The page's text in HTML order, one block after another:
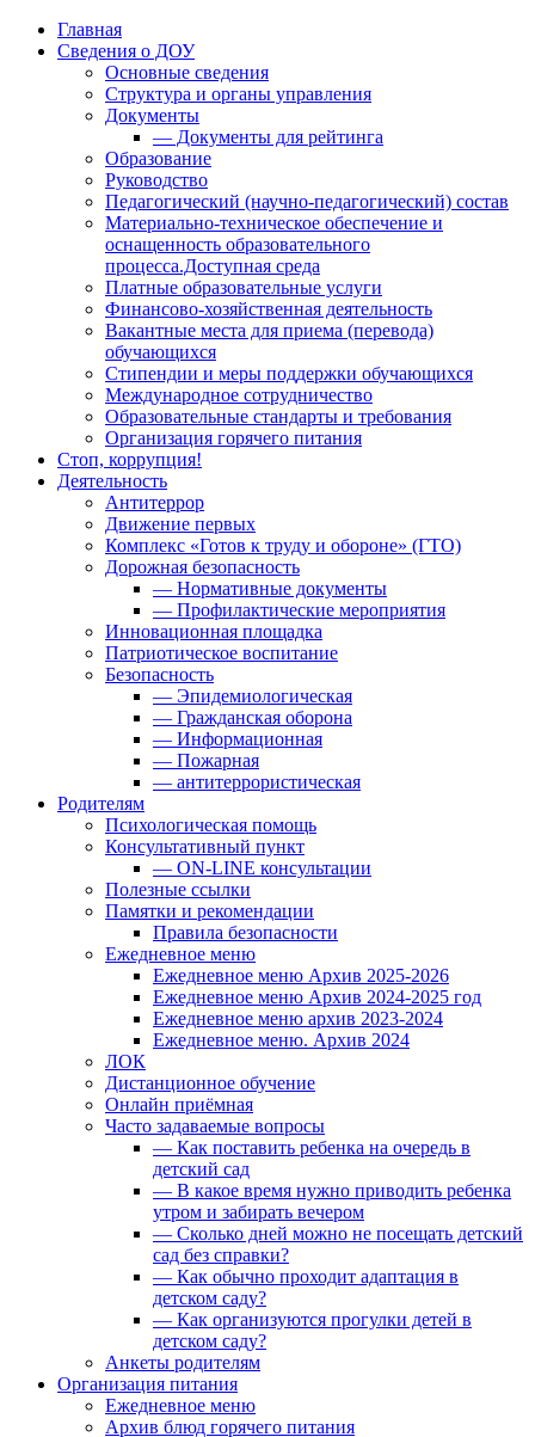
Главная
Сведения о ДОУ
Основные сведения
Структура и органы управления
Документы
— Документы для рейтинга
Образование
Руководство
Педагогический (научно-педагогический) состав
Материально-техническое обеспечение и
оснащенность образовательного
процесса.Доступная среда
Платные образовательные услуги
Финансово-хозяйственная деятельность
Вакантные места для приема (перевода)
обучающихся
Стипендии и меры поддержки обучающихся
Международное сотрудничество
Образовательные стандарты и требования
Организация горячего питания
Стоп, коррупция!
Деятельность
Антитеррор
Движение первых
Комплекс «Готов к труду и обороне» (ГТО)
Дорожная безопасность
— Нормативные документы
— Профилактические мероприятия
Инновационная площадка
Патриотическое воспитание
Безопасность
— Эпидемиологическая
— Гражданская оборона
— Информационная
— Пожарная
— антитеррористическая
Родителям
Психологическая помощь
Консультативный пункт
— ON-LINE консультации
Полезные ссылки
Памятки и рекомендации
Правила безопасности
Ежедневное меню
Ежедневное меню Архив 2025-2026
Ежедневное меню Архив 2024-2025 год
Ежедневное меню архив 2023-2024
Ежедневное меню. Архив 2024
ЛОК
Дистанционное обучение
Онлайн приёмная
Часто задаваемые вопросы
— Как поставить ребенка на очередь в
детский сад
— В какое время нужно приводить ребенка
утром и забирать вечером
— Сколько дней можно не посещать детский
сад без справки?
— Как обычно проходит адаптация в
детском саду?
— Как организуются прогулки детей в
детском саду?
Анкеты родителям
Организация питания
Ежедневное меню
Архив блюд горячего питания